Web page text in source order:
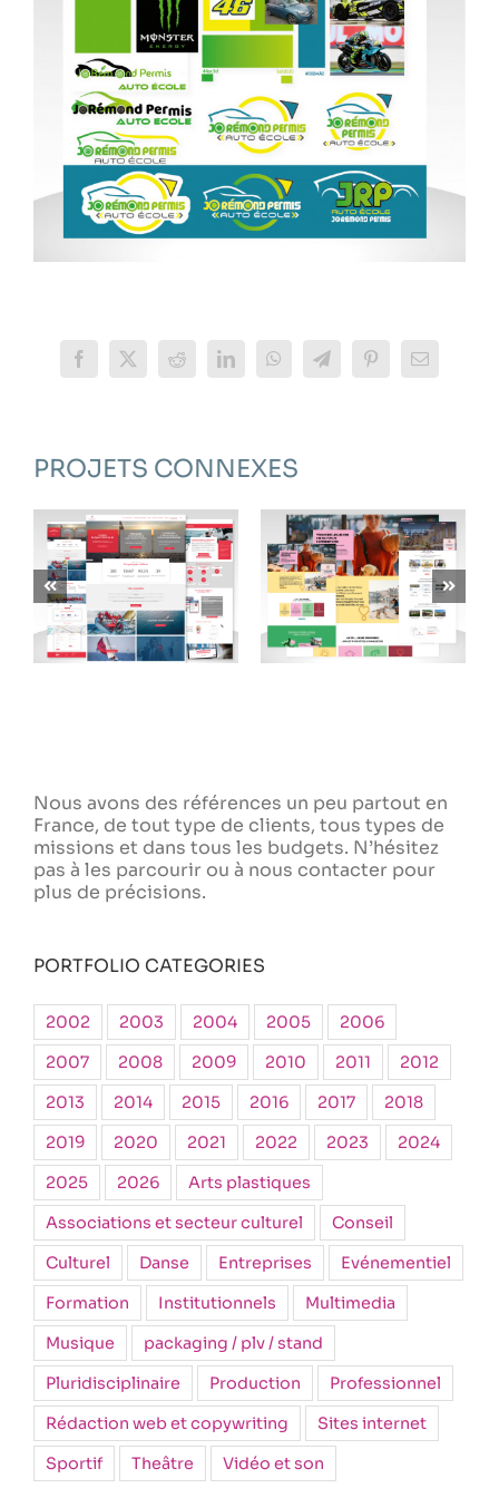
Facebook
X Reddit LinkedInWhatsAppTelegramPinterestEmail
PROJETS CONNEXES
CARDINALE SUD
SOLUTIONS
LAOU
Nous avons des références un peu partout en
France, de tout type de clients, tous types de
missions et dans tous les budgets. N’hésitez
pas à les parcourir ou à nous contacter pour
plus de précisions.
PORTFOLIO CATEGORIES
2002 2003 2004 2005
2006
2007
2008 2009 2010 2011
2012
2013
2014 2015 2016 2017
2018
2019
2020 2021 2022 2023
2024
2025
2026
Arts plastiques
Associations et secteur culturel
Conseil
Culturel
Danse Entreprises
Evénementiel
Formation
Institutionnels
Multimedia
Musique
packaging / plv / stand
Pluridisciplinaire
Production
Professionnel
Rédaction web et copywriting
Sites internet
Sportif
Theâtre Vidéo et son